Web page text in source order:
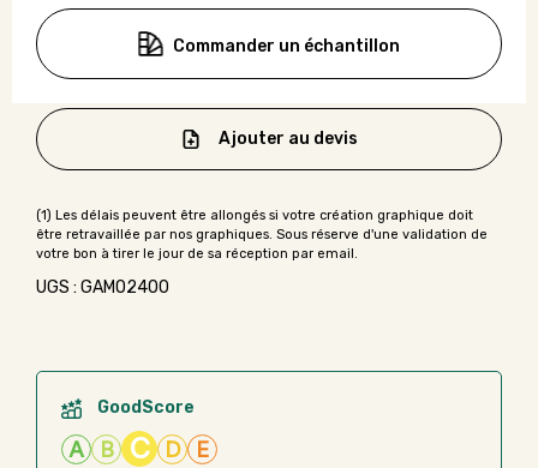
Commander un échantillon
Ajouter au devis
UGS : GAMO2400
GoodScore
A B C D E